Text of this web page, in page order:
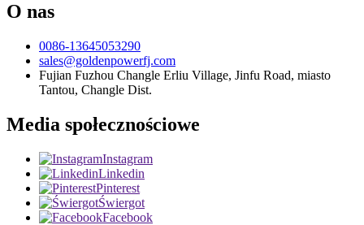
O nas
0086-13645053290
sales@goldenpowerfj.com
Fujian Fuzhou Changle Erliu Village, Jinfu Road, miasto
Tantou, Changle Dist.
Media społecznościowe
Instagram
Linkedin
Pinterest
Świergot
Facebook